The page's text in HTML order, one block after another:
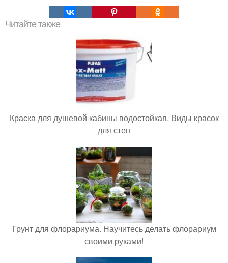
Читайте также
Краска для душевой кабины водостойкая. Виды красок
для стен
Грунт для флорариума. Научитесь делать флорариум
своими руками!